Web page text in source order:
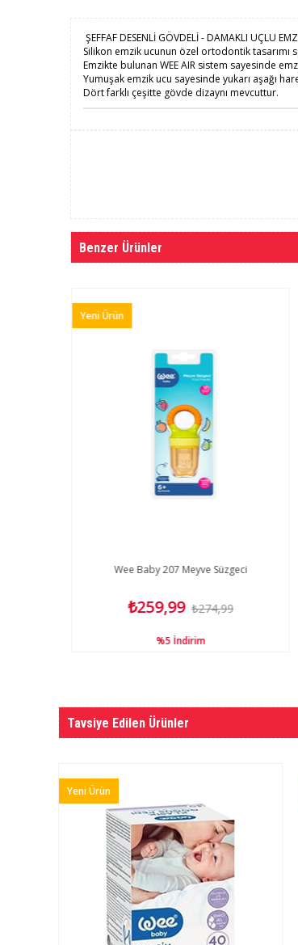
ŞEFFAF DESENLİ GÖVDELİ - DAMAKLI UÇLU
Silikon emzik ucunun özel ortodontik
Emzikte bulunan WEE AIR sistem sayesinde
Yumuşak emzik ucu sayesinde yukarı aşağı
Dört farklı çeşitte gövde dizaynı mevcuttur.
Benzer Ürünler
Wee Baby 207 Meyve Süzgeci
₺259,99 ₺274,99
%5 İndirim
Yeni Ürün
Tavsiye Edilen Ürünler
Yeni Ürün